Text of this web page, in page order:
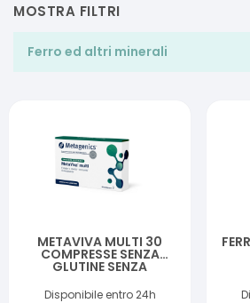
MOSTRA FILTRI
Ferro ed altri minerali
METAVIVA MULTI 30
COMPRESSE SENZA
GLUTINE SENZA
Disponibile entro 24h